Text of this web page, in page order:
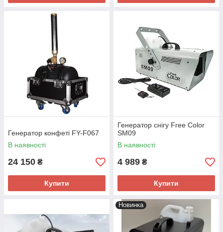
Генератор конфеті FY-F067
В наявності
24 150 ₴
Купити
Генератор снігу Free Color
SM09
В наявності
4 989 ₴
Купити
Новинка